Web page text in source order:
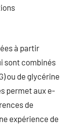
à partir
sont combinés
ou de glycérine
permet aux e-
de
expérience de